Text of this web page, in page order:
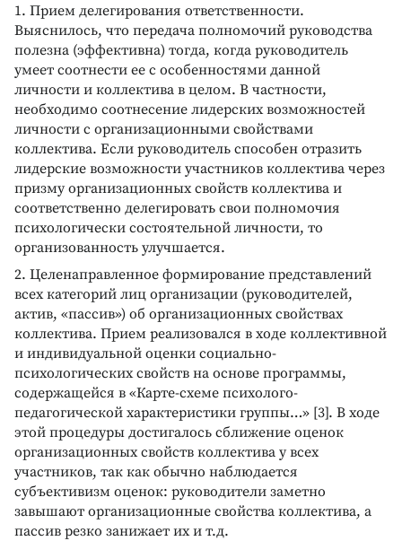
1. Прием делегирования ответственности.
Выяснилось, что передача полномочий руководства
полезна (эффективна) тогда, когда руководитель
умеет соотнести ее с особенностями данной
личности и коллектива в целом. В частности,
необходимо соотнесение лидерских возможностей
личности с организационными свойствами
коллектива. Если руководитель способен отразить
лидерские возможности участников коллектива через
призму организационных свойств коллектива и
соответственно делегировать свои полномочия
психологически состоятельной личности, то
организованность улучшается.
2. Целенаправленное формирование представлений
всех категорий лиц организации (руководителей,
актив, «пассив») об организационных свойствах
коллектива. Прием реализовался в ходе коллективной
и индивидуальной оценки социально-
психологических свойств на основе программы,
содержащейся в «Карте-схеме психолого-
педагогической характеристики группы…» [3]. В ходе
этой процедуры достигалось сближение оценок
организационных свойств коллектива у всех
участников, так как обычно наблюдается
субъективизм оценок: руководители заметно
завышают организационные свойства коллектива, а
пассив резко занижает их и т.д.